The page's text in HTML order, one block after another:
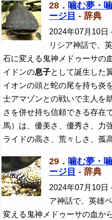
28． 噛む夢・
ージ目 - 辞典
2024年07月10日
リシア神話で、
石に変える鬼神メドゥーサの
イドンの息子として誕生した
イオンの頭と蛇の尾を持ち炎
士アマゾンとの戦いで主人を
さを併せ持ち信頼できる存在
馬）は、優美さ、優秀さ、力
ライドの高さ、荒々しさ、孤
29． 噛む夢・
ージ目 - 辞典
2024年07月10日
ア神話で、英雄
変える鬼神メドゥーサの血か